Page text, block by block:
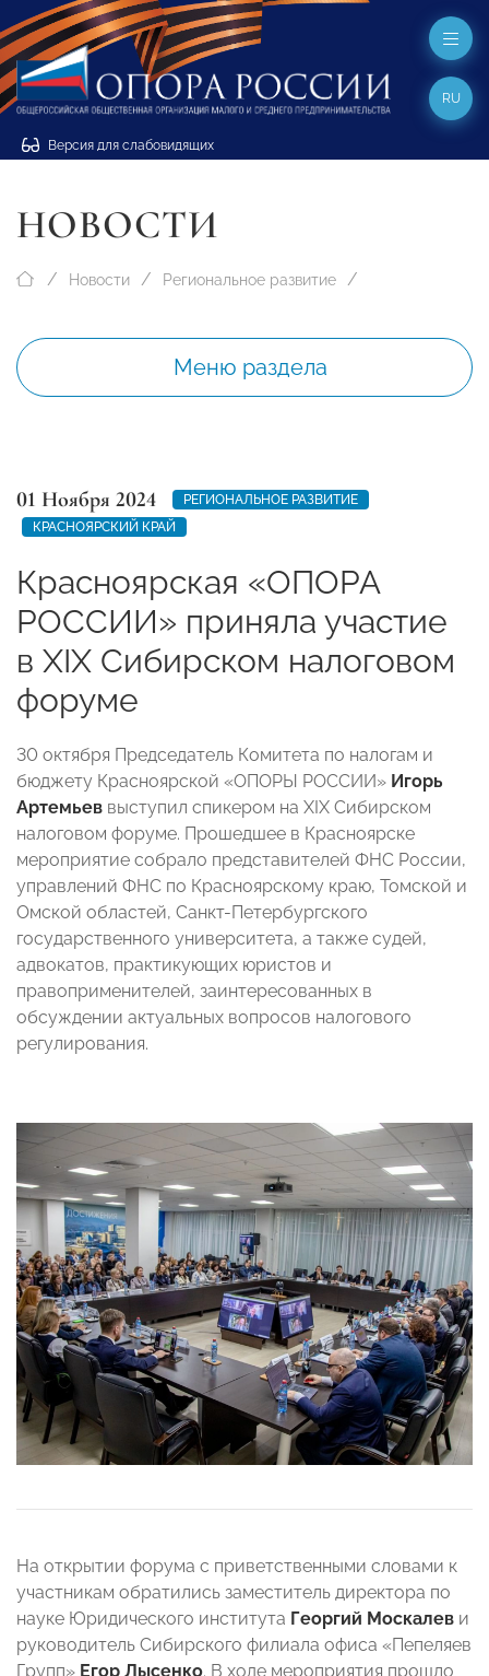
Версия для слабовидящих
RU
НОВОСТИ
Новости Региональное развитие
Меню раздела
01 Ноября 2024
РЕГИОНАЛЬНОЕ РАЗВИТИЕ
КРАСНОЯРСКИЙ КРАЙ
Красноярская «ОПОРА
РОССИИ» приняла участие
в XIX Сибирском налоговом
форуме
30 октября Председатель Комитета по налогам и
бюджету Красноярской «ОПОРЫ РОССИИ» Игорь
Артемьев выступил спикером на XIX Сибирском
налоговом форуме. Прошедшее в Красноярске
мероприятие собрало представителей ФНС России,
управлений ФНС по Красноярскому краю, Томской и
Омской областей, Санкт-Петербургского
государственного университета, а также судей,
адвокатов, практикующих юристов и
правоприменителей, заинтересованных в
обсуждении актуальных вопросов налогового
регулирования.
На открытии форума с приветственными словами к
участникам обратились заместитель директора по
науке Юридического института Георгий Москалев и
руководитель Сибирского филиала офиса «Пепеляев
Групп» Егор Лысенко. В ходе мероприятия прошло